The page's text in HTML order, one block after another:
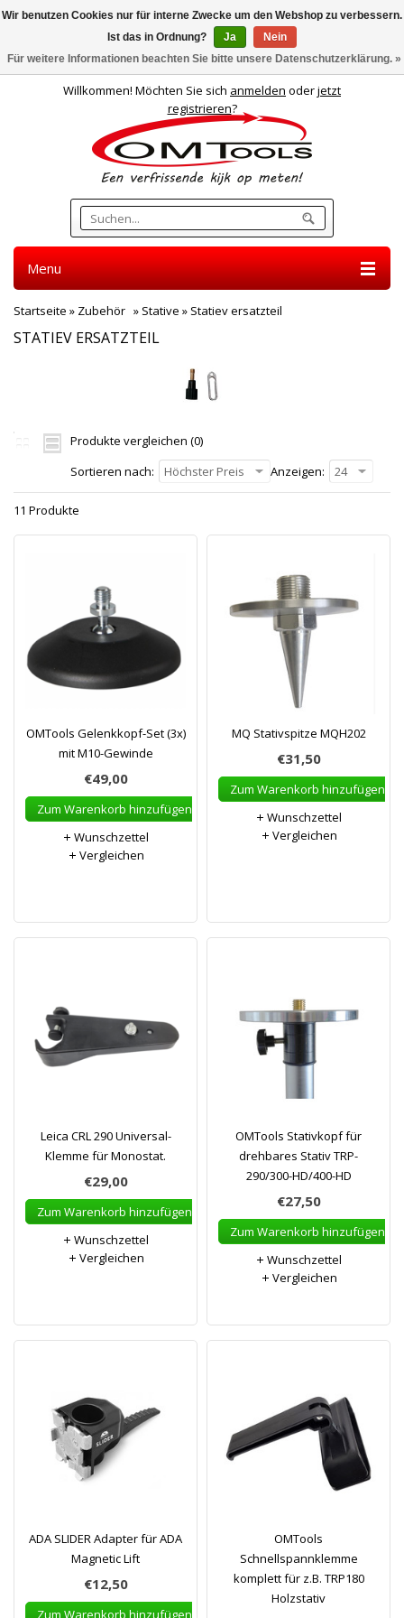
Willkommen! Möchten Sie sich anmelden oderjetzt
registrieren?
Menu
Startseite » Zubehör » Stative » Statiev ersatzteil
STATIEV ERSATZTEIL
Produkte vergleichen (0)
Sortieren nach:
Höchster Preis Anzeigen: 24
11 Produkte
OMTools Gelenkkopf-Set (3x)
mit M10-Gewinde
€49,00
Zum Warenkorb hinzufügen
Wunschzettel
Vergleichen
MQ Stativspitze MQH202
€31,50
Zum Warenkorb hinzufügen
Wunschzettel
Vergleichen
Leica CRL 290 Universal-
Klemme für Monostat.
€29,00
Zum Warenkorb hinzufügen
Wunschzettel
Vergleichen
OMTools Stativkopf für
drehbares Stativ TRP-
290/300-HD/400-HD
€27,50
Zum Warenkorb hinzufügen
Wunschzettel
Vergleichen
ADA SLIDER Adapter für ADA
Magnetic Lift
€12,50
Zum Warenkorb hinzufügen
OMTools
Schnellspannklemme
komplett für z.B. TRP180
Holzstativ
Wir benutzen Cookies nur für interne Zwecke um den Webshop zu verbessern.
Ist das in Ordnung?
Ja
Nein
Für weitere Informationen beachten Sie bitte unsere Datenschutzerklärung. »